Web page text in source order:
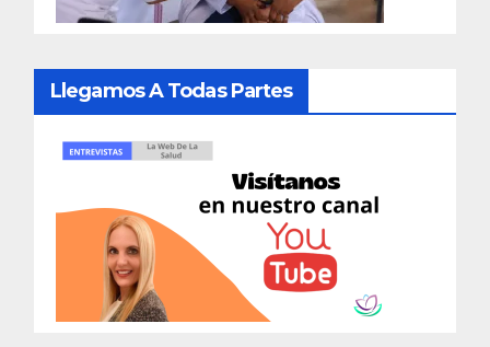
Llegamos A Todas Partes